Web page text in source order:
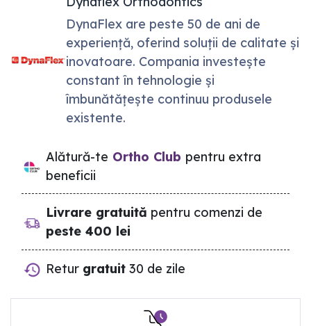
DynaFlex are peste 50 de ani de
experiență, oferind soluții de calitate și
inovatoare. Compania investește
constant în tehnologie și
îmbunătățește continuu produsele
existente.
Alătură-te Ortho Club pentru extra
beneficii
Livrare gratuită pentru comenzi de
peste 400 lei
Retur gratuit 30 de zile